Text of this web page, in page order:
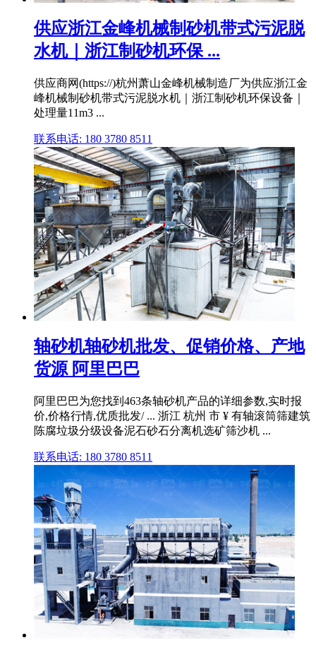
供应浙江金峰机械制砂机带式污泥脱
水机｜浙江制砂机环保 ...
供应商网(https://)杭州萧山金峰机械制造厂为供应浙江金
峰机械制砂机带式污泥脱水机｜浙江制砂机环保设备｜
处理量11m3 ...
联系电话: 180 3780 8511
轴砂机轴砂机批发、促销价格、产地
货源 阿里巴巴
阿里巴巴为您找到463条轴砂机产品的详细参数,实时报
价,价格行情,优质批发/ ... 浙江 杭州 市 ¥ 有轴滚筒筛建筑
陈腐垃圾分级设备泥石砂石分离机选矿筛沙机 ...
联系电话: 180 3780 8511